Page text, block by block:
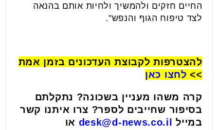
החיים חזקים ולהמשיך ולחיות אותם בהנאה
לצד טיפוח הגוף והנפש".
להצטרפות לקבוצת העדכונים בזמן אמת
>> לחצו כאן
קרה משהו מעניין בשכונה? נתקלתם
בסיפור שחייבים לספר? צרו איתנו קשר
במייל desk@d-news.co.il או